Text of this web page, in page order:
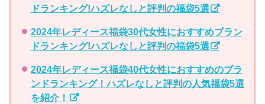
ドランキング!ハズレなしと評判の福袋5選
2024年レディース福袋30代女性におすすめブラン
ドランキング!ハズレなしと評判の福袋5選
2024年レディース福袋40代女性におすすめのブラ
ンドランキング！ハズレなしと評判の人気福袋5選
を紹介！